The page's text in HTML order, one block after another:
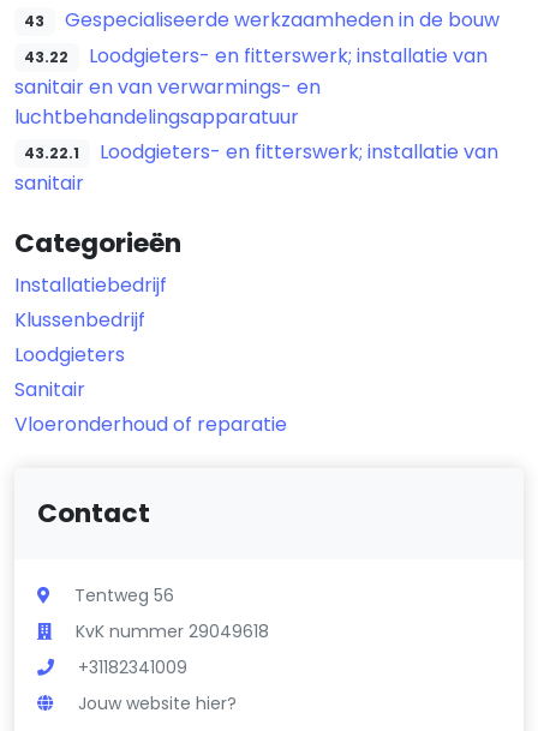
43 Gespecialiseerde werkzaamheden in de bouw
43.22
Loodgieters- en fitterswerk; installatie van
sanitair en van verwarmings- en
luchtbehandelingsapparatuur
43.22.1
Loodgieters- en fitterswerk; installatie van
sanitair
Categorieën
Installatiebedrijf
Klussenbedrijf
Loodgieters
Sanitair
Vloeronderhoud of reparatie
Contact
Tentweg 56
KvK nummer 29049618
+31182341009
Jouw website hier?